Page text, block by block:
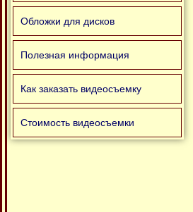
Обложки для дисков
Полезная информация
Как заказать видеосъемку
Стоимость видеосъемки